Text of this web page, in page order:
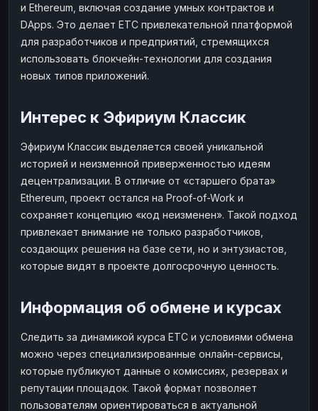
и Ethereum, включая создание умных контрактов и
DApps. Это делает ETC привлекательной платформой
для разработчиков и предприятий, стремящихся
использовать блокчейн-технологии для создания
новых типов приложений.
Интерес к Эфириум Классик
Эфириум Классик выделяется своей уникальной
историей и неизменной приверженностью идеям
децентрализации. В отличие от «старшего брата»
Ethereum, проект остался на Proof-of-Work и
сохраняет концепцию «код неизменен». Такой подход
привлекает внимание не только разработчиков,
создающих решения на базе сети, но и энтузиастов,
которые видят в проекте долгосрочную ценность.
Информация об обмене и курсах
Следить за динамикой курса ETC и условиями обмена
можно через специализированные онлайн-сервисы,
которые публикуют данные о комиссиях, резервах и
репутации площадок. Такой формат позволяет
пользователям ориентироваться в актуальной